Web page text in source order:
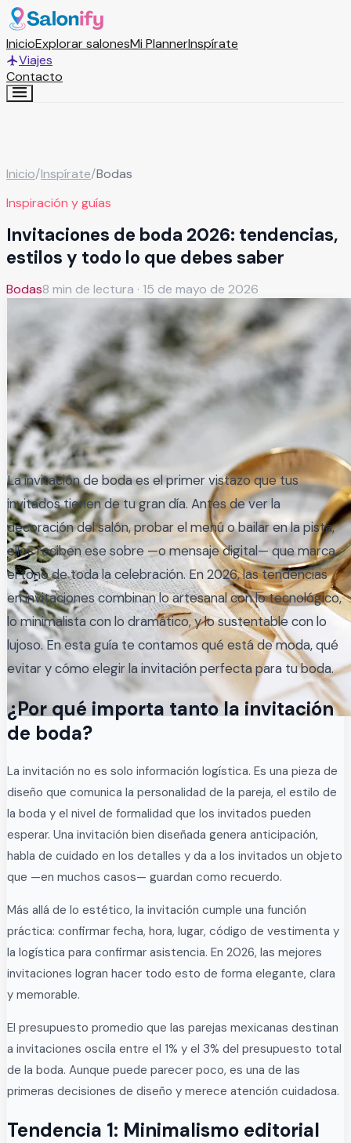
InicioExplorar salonesMi PlannerInspírate
Viajes
Contacto
Inicio/Inspírate/Bodas
Inspiración y guías
Invitaciones de boda 2026: tendencias,
estilos y todo lo que debes saber
Bodas8 min de lectura · 15 de mayo de 2026
La invitación de boda es el primer vistazo que tus
invitados tienen de tu gran día. Antes de ver la
decoración del salón, probar el menú o bailar en la pista,
ellos reciben ese sobre —o mensaje digital— que marca
el tono de toda la celebración. En 2026, las tendencias
en invitaciones combinan lo artesanal con lo tecnológico,
lo minimalista con lo dramático, y lo sustentable con lo
lujoso. En esta guía te contamos qué está de moda, qué
evitar y cómo elegir la invitación perfecta para tu boda.
¿Por qué importa tanto la invitación
de boda?
La invitación no es solo información logística. Es una pieza de
diseño que comunica la personalidad de la pareja, el estilo de
la boda y el nivel de formalidad que los invitados pueden
esperar. Una invitación bien diseñada genera anticipación,
habla de cuidado en los detalles y da a los invitados un objeto
que —en muchos casos— guardan como recuerdo.
Más allá de lo estético, la invitación cumple una función
práctica: confirmar fecha, hora, lugar, código de vestimenta y
la logística para confirmar asistencia. En 2026, las mejores
invitaciones logran hacer todo esto de forma elegante, clara
y memorable.
El presupuesto promedio que las parejas mexicanas destinan
a invitaciones oscila entre el 1% y el 3% del presupuesto total
de la boda. Aunque puede parecer poco, es una de las
primeras decisiones de diseño y merece atención cuidadosa.
Tendencia 1: Minimalismo editorial